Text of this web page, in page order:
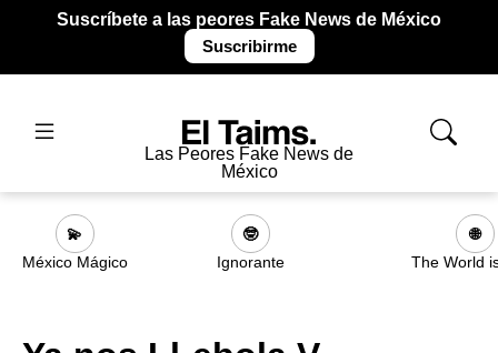
Suscríbete a las peores Fake News de México
Suscribirme
Las Peores Fake News de
México
💫
México Mágico
🤓
Ignorante
🌐
The World